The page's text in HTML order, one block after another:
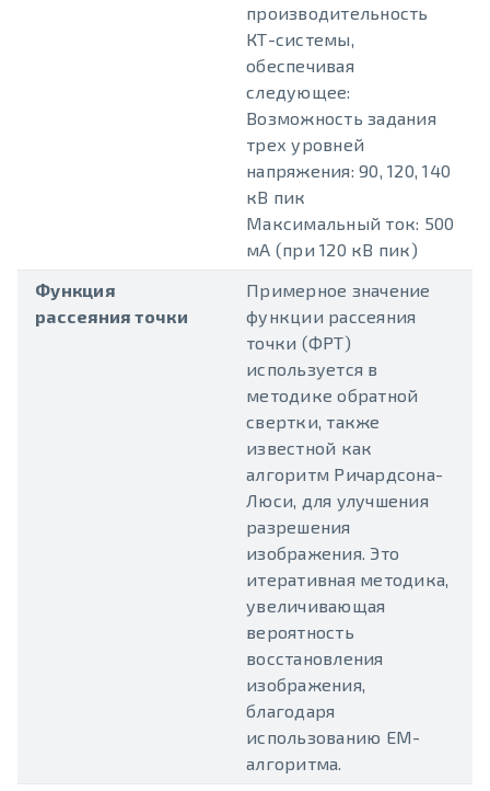
производительность
КТ-системы,
обеспечивая
следующее:
Возможность задания
трех уровней
напряжения: 90, 120, 140
кВ пик
Максимальный ток: 500
мА (при 120 кВ пик)
Функция
рассеяния точки
Примерное значение
функции рассеяния
точки (ФРТ)
используется в
методике обратной
свертки, также
известной как
алгоритм Ричардсона-
Люси, для улучшения
разрешения
изображения. Это
итеративная методика,
увеличивающая
вероятность
восстановления
изображения,
благодаря
использованию EM-
алгоритма.